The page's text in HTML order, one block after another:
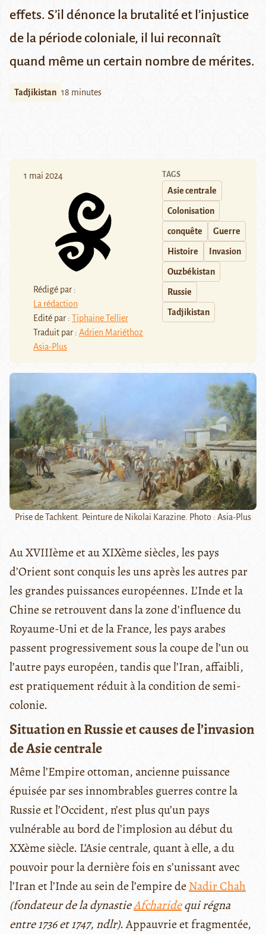
effets. S’il dénonce la brutalité et l’injustice
de la période coloniale, il lui reconnaît
quand même un certain nombre de mérites.
Tadjikistan 18 minutes
1 mai 2024
Rédigé par :
La rédaction
Edité par : Tiphaine Tellier
Traduit par : Adrien Mariéthoz
Asia-Plus
TAGS
Asie centrale
Colonisation
conquête Guerre
Histoire Invasion
Ouzbékistan
Russie
Tadjikistan
Prise de Tachkent. Peinture de Nikolaï Karazine. Photo : Asia-Plus
Au XVIIIème et au XIXème siècles, les pays
d’Orient sont conquis les uns après les autres par
les grandes puissances européennes. L’Inde et la
Chine se retrouvent dans la zone d’influence du
Royaume-Uni et de la France, les pays arabes
passent progressivement sous la coupe de l’un ou
l’autre pays européen, tandis que l’Iran, affaibli,
est pratiquement réduit à la condition de semi-
colonie.
Situation en Russie et causes de l’invasion
de Asie centrale
Même l’Empire ottoman, ancienne puissance
épuisée par ses innombrables guerres contre la
Russie et l’Occident, n’est plus qu’un pays
vulnérable au bord de l’implosion au début du
XXème siècle. L’Asie centrale, quant à elle, a du
pouvoir pour la dernière fois en s’unissant avec
l’Iran et l’Inde au sein de l’empire deNadir Chah
(fondateur de la dynastieAfcharidequi régna
entre 1736 et 1747, ndlr). Appauvrie et fragmentée,